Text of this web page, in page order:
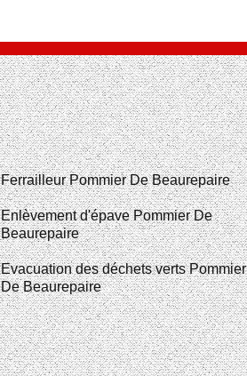
Ferrailleur Pommier De Beaurepaire
Enlèvement d'épave Pommier De
Beaurepaire
Evacuation des déchets verts Pommier
De Beaurepaire